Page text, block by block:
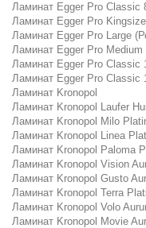
Ламинат Egger Pro Classic
Ламинат Egger Pro
Ламинат Egger Pro Large
Ламинат Egger Pro Medium
Ламинат Egger Pro Classic
Ламинат Egger Pro Classic
Ламинат Kronopol
Ламинат Kronopol Laufer
Ламинат Kronopol Milo
Ламинат Kronopol Linea
Ламинат Kronopol Paloma
Ламинат Kronopol Vision
Ламинат Kronopol Gusto
Ламинат Kronopol Terra
Ламинат Kronopol Volo
Ламинат Kronopol Movie